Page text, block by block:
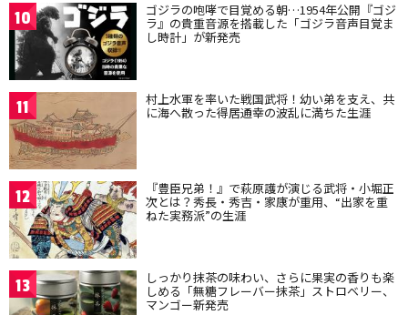
10 ゴジラの咆哮で目覚める朝…1954年公開『ゴジ
ラ』の貴重音源を搭載した「ゴジラ音声目覚ま
し時計」が新発売
11 村上水軍を率いた戦国武将！幼い弟を支え、共
に海へ散った得居通幸の波乱に満ちた生涯
12 『豊臣兄弟！』で萩原護が演じる武将・小堀正
次とは？秀長・秀吉・家康が重用、“出家を重
ねた実務派”の生涯
13 しっかり抹茶の味わい、さらに果実の香りも楽
しめる「無糖フレーバー抹茶」ストロベリー、
マンゴー新発売